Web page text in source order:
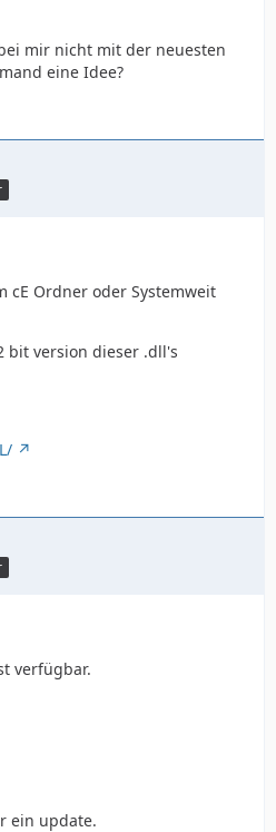
Untertitel die automatisch
mir nicht mit der neuesten
eine Idee?
cE Ordner oder Systemweit
bit version dieser .dll's
verfügbar.
ein update.